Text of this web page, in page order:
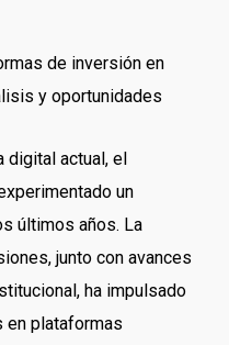
de inversión en
y oportunidades
digital actual, el
un
últimos años. La
junto con avances
ha impulsado
en plataformas